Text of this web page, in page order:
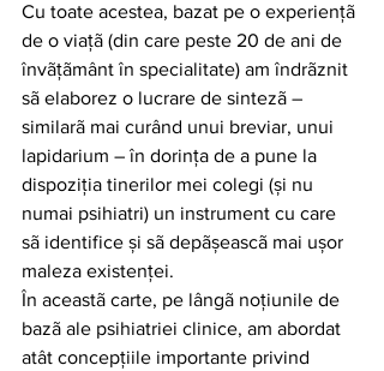
Cu toate acestea, bazat pe o experiențã
de o viațã (din care peste 20 de ani de
învãțãmânt în specialitate) am îndrãznit
sã elaborez o lucrare de sintezã –
similarã mai curând unui breviar, unui
lapidarium – în dorința de a pune la
dispoziția tinerilor mei colegi (și nu
numai psihiatri) un instrument cu care
sã identifice și sã depãșeascã mai ușor
maleza existenței.
În aceastã carte, pe lângã noțiunile de
bazã ale psihiatriei clinice, am abordat
atât concepțiile importante privind